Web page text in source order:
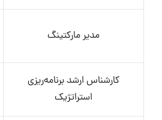
مدیر مارکتینگ
کارشناس ارشد برنامه‌ریزی
استراتژیک